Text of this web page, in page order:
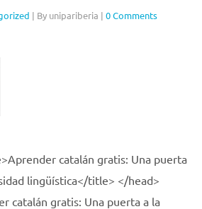
| By unipariberia | 0 Comments
catalán gratis: Una puerta
lingüística</title> </head>
catalán gratis: Una puerta a la